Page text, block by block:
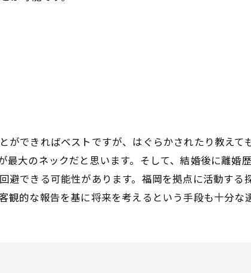
できればベストですが、はぐらかされたり教えて
大のネックだと思います。そして、結婚後に離婚
できる可能性があります。福岡を拠点に活動する
的な報告を基に将来を考えるという手段も十分な